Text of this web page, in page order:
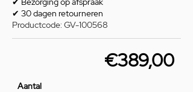
✔ 30 dagen retourneren
Productcode: GV-100568
€389,00
Aantal